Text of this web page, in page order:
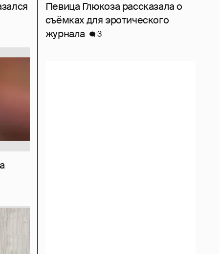
Певица Глюкоза рассказала о
съёмках для эротического
журнала
3